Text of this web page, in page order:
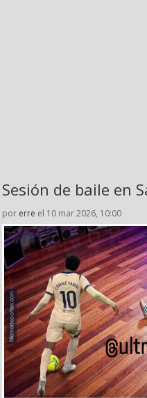
Sesión de baile en
por erre el 10 mar 2026, 10:00